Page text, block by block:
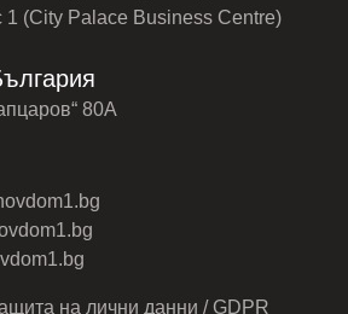
1 (City Palace Business Centre)
80А
на лични данни / GDPR